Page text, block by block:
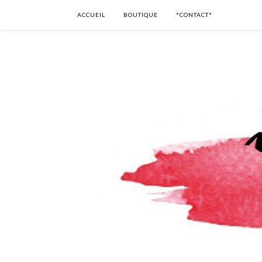
ACCUEIL BOUTIQUE *CONTACT*